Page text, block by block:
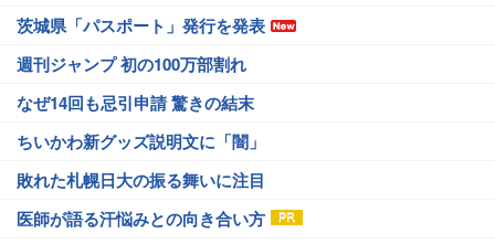
茨城県「パスポート」発行を発表
週刊ジャンプ 初の100万部割れ
なぜ14回も忌引申請 驚きの結末
ちいかわ新グッズ説明文に「闇」
敗れた札幌日大の振る舞いに注目
医師が語る汗悩みとの向き合い方